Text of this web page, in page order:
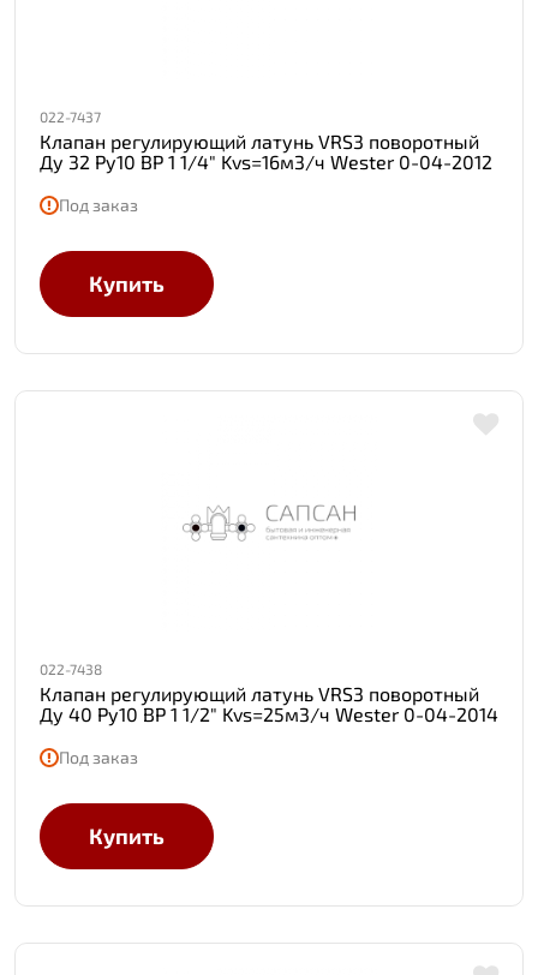
022-7437
Клапан регулирующий латунь VRS3 поворотный
Ду 32 Ру10 ВР 1 1/4" Kvs=16м3/ч Wester 0-04-2012
Под заказ
Купить
022-7438
Клапан регулирующий латунь VRS3 поворотный
Ду 40 Ру10 ВР 1 1/2" Kvs=25м3/ч Wester 0-04-2014
Под заказ
Купить